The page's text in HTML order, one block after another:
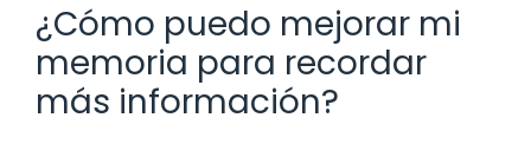
¿Cómo puedo mejorar mi
memoria para recordar
más información?